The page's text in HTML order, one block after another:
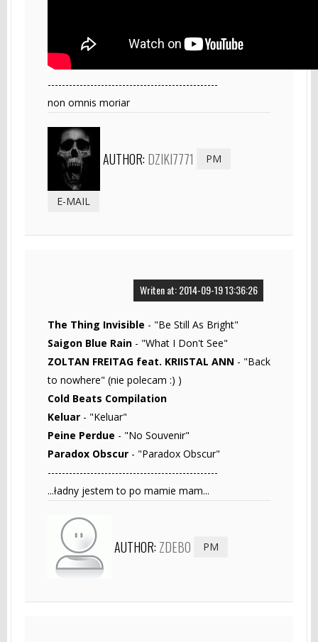
------------------------------------------------
non omnis moriar
AUTHOR: DZIKI7771 PM
E-MAIL
Writen at: 2014-09-19 13:36:26
The Thing Invisible - "Be Still As Bright"
Saigon Blue Rain - "What I Don't See"
ZOLTAN FREITAG feat. KRIISTAL ANN - "Back
to nowhere" (nie polecam :) )
Cold Beats Compilation
Keluar - "Keluar"
Peine Perdue - "No Souvenir"
Paradox Obscur - "Paradox Obscur"
------------------------------------------------
...ładny jestem to po mamie mam...
AUTHOR: ZDEBO PM